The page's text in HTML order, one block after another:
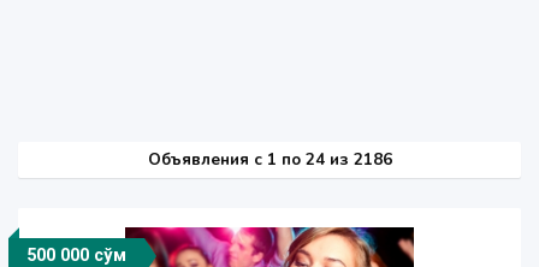
Объявления c 1 по 24 из 2186
500 000 сўм